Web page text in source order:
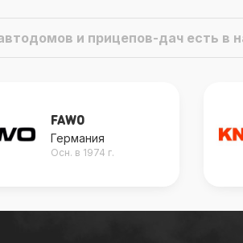
и прицепов-дач есть в
FAWO
Германия
Осн. в 1974 г.